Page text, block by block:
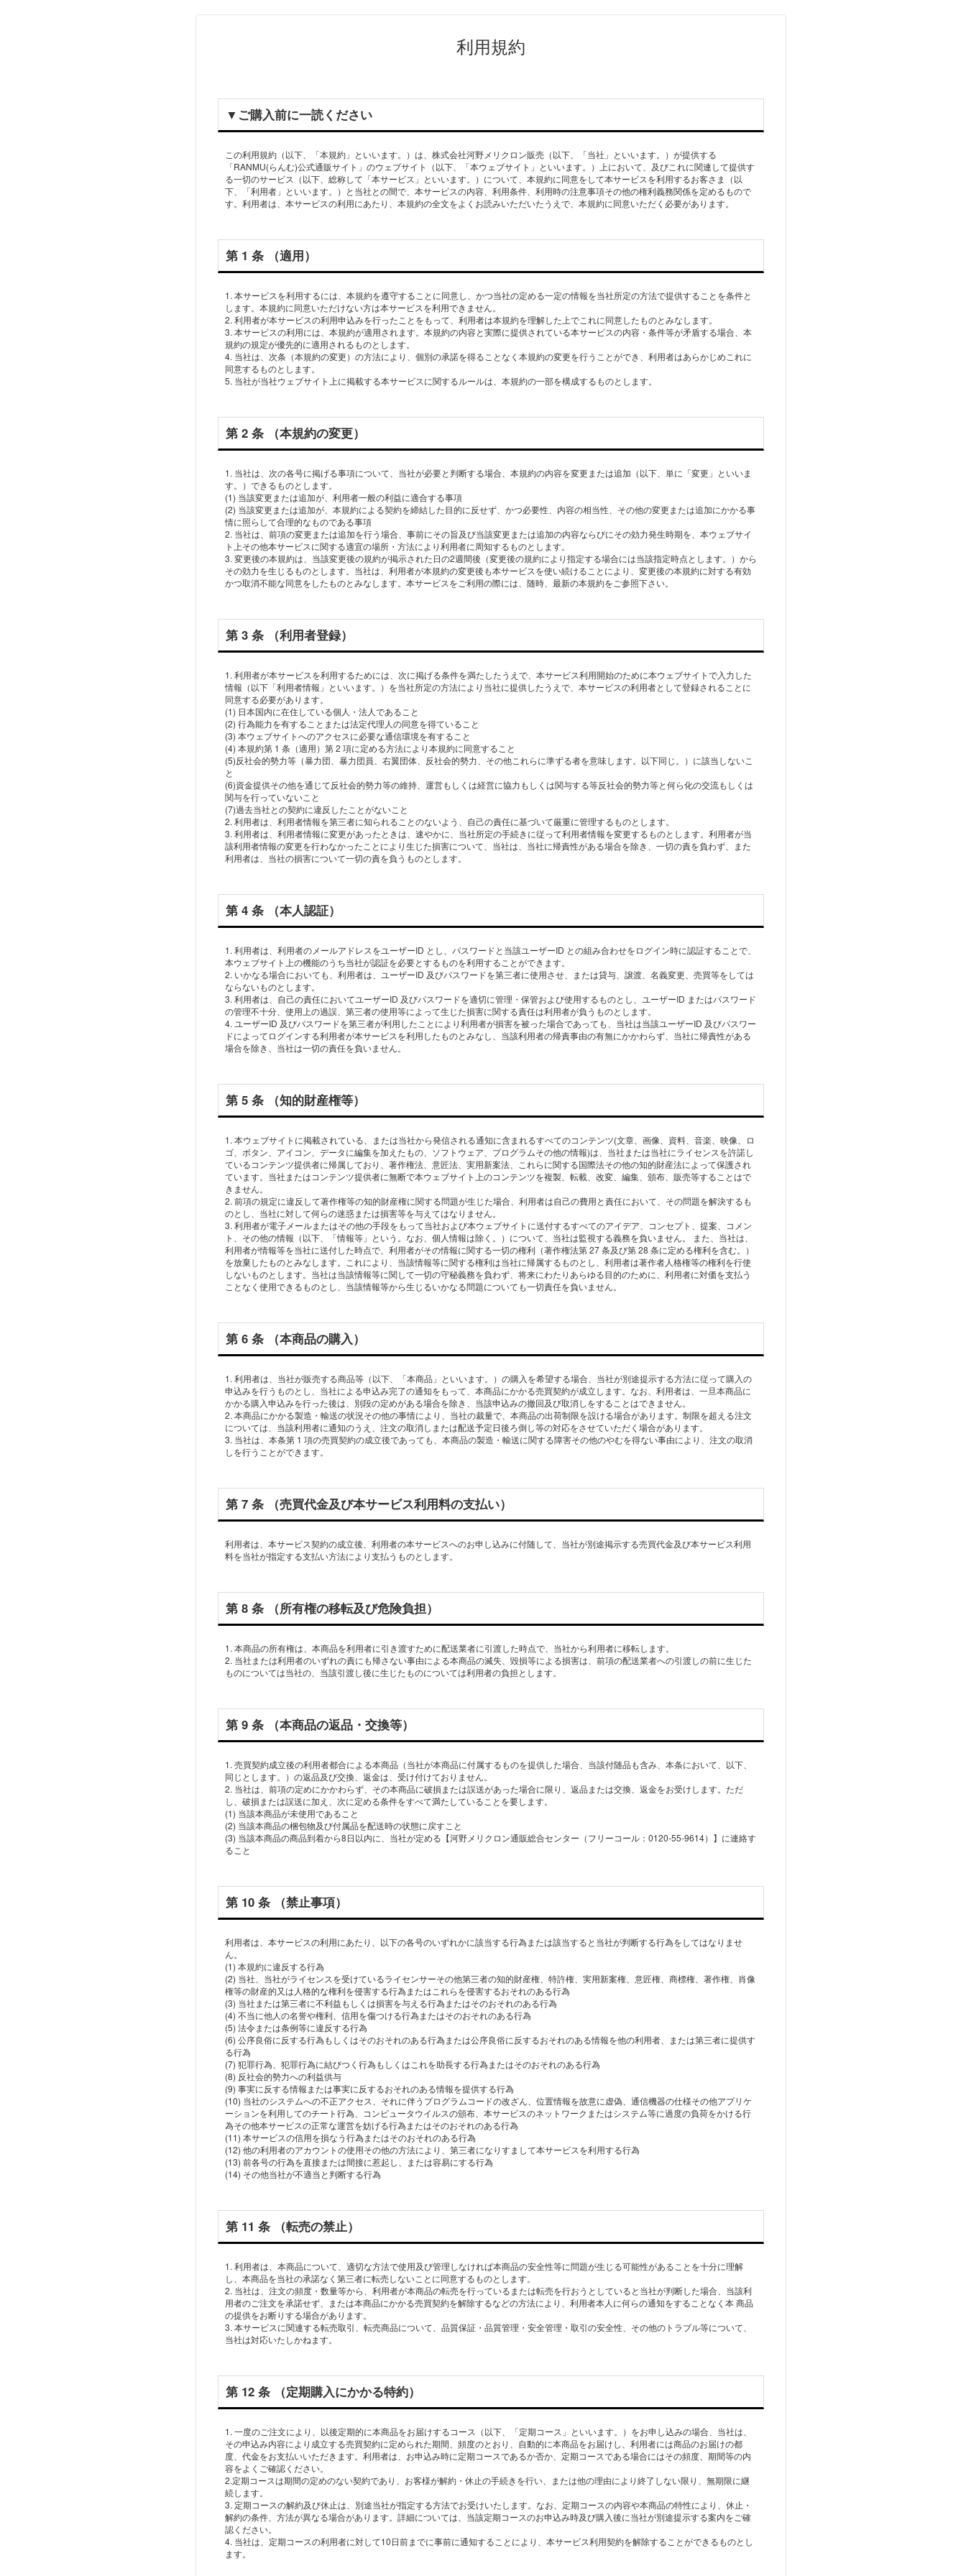
利用規約
▼ご購⼊前に⼀読ください
この利⽤規約（以下、「本規約」といいます。）は、株式会社河野メリクロン販売（以下、「当社」といいます。）が提供する
「RANMU(らんむ)公式通販サイト」のウェブサイト（以下、「本ウェブサイト」といいます。）上において、及びこれに関連して提供す
る⼀切のサービス（以下、総称して「本サービス」といいます。）について、本規約に同意をして本サービスを利⽤するお客さま（以
下、「利⽤者」といいます。）と当社との間で、本サービスの内容、利⽤条件、利⽤時の注意事項その他の権利義務関係を定めるもので
第 1 条 （適⽤）
1. 本サービスを利⽤するには、本規約を遵守することに同意し、かつ当社の定める⼀定の情報を当社所定の⽅法で提供することを条件と
します。本規約に同意いただけない⽅は本サービスを利⽤できません。
2. 利⽤者が本サービスの利⽤申込みを⾏ったことをもって、利⽤者は本規約を理解した上でこれに同意したものとみなします。
3. 本サービスの利⽤には、本規約が適⽤されます。本規約の内容と実際に提供されている本サービスの内容・条件等が⽭盾する場合、本
規約の規定が優先的に適⽤されるものとします。
4. 当社は、次条（本規約の変更）の⽅法により、個別の承諾を得ることなく本規約の変更を⾏うことができ、利⽤者はあらかじめこれに
同意するものとします。
第 2 条 （本規約の変更）
1. 当社は、次の各号に掲げる事項について、当社が必要と判断する場合、本規約の内容を変更または追加（以下、単に「変更」といいま
す。）できるものとします。
(1) 当該変更または追加が、利⽤者⼀般の利益に適合する事項
(2) 当該変更または追加が、本規約による契約を締結した⽬的に反せず、かつ必要性、内容の相当性、その他の変更または追加にかかる事
情に照らして合理的なものである事項
2. 当社は、前項の変更または追加を⾏う場合、事前にその旨及び当該変更または追加の内容ならびにその効⼒発⽣時期を、本ウェブサイ
ト上その他本サービスに関する適宜の場所・⽅法により利⽤者に周知するものとします。
3. 変更後の本規約は、当該変更後の規約が掲⽰された⽇の2週間後（変更後の規約により指定する場合には当該指定時点とします。）から
その効⼒を⽣じるものとします。当社は、利⽤者が本規約の変更後も本サービスを使い続けることにより、変更後の本規約に対する有効
第 3 条 （利⽤者登録）
1. 利⽤者が本サービスを利⽤するためには、次に掲げる条件を満たしたうえで、本サービス利⽤開始のために本ウェブサイトで⼊⼒した
情報（以下「利⽤者情報」といいます。）を当社所定の⽅法により当社に提供したうえで、本サービスの利⽤者として登録されることに
同意する必要があります。
(1) ⽇本国内に在住している個⼈・法⼈であること
(2) ⾏為能⼒を有することまたは法定代理⼈の同意を得ていること
(3) 本ウェブサイトへのアクセスに必要な通信環境を有すること
(4) 本規約第 1 条（適⽤）第 2 項に定める⽅法により本規約に同意すること
(5)反社会的勢⼒等（暴⼒団、暴⼒団員、右翼団体、反社会的勢⼒、その他これらに準ずる者を意味します。以下同じ。）に該当しないこ
と
(6)資⾦提供その他を通じて反社会的勢⼒等の維持、運営もしくは経営に協⼒もしくは関与する等反社会的勢⼒等と何ら化の交流もしくは
関与を⾏っていないこと
(7)過去当社との契約に違反したことがないこと
2. 利⽤者は、利⽤者情報を第三者に知られることのないよう、⾃⼰の責任に基づいて厳重に管理するものとします。
3. 利⽤者は、利⽤者情報に変更があったときは、速やかに、当社所定の⼿続きに従って利⽤者情報を変更するものとします。利⽤者が当
該利⽤者情報の変更を⾏わなかったことにより⽣じた損害について、当社は、当社に帰責性がある場合を除き、⼀切の責を負わず、また
第 4 条 （本⼈認証）
1. 利⽤者は、利⽤者のメールアドレスをユーザーID とし、パスワードと当該ユーザーID との組み合わせをログイン時に認証することで、
本ウェブサイト上の機能のうち当社が認証を必要とするものを利⽤することができます。
2. いかなる場合においても、利⽤者は、ユーザーID 及びパスワードを第三者に使⽤させ、または貸与、譲渡、名義変更、売買等をしては
ならないものとします。
3. 利⽤者は、⾃⼰の責任においてユーザーID 及びパスワードを適切に管理・保管および使⽤するものとし、ユーザーID またはパスワード
の管理不⼗分、使⽤上の過誤、第三者の使⽤等によって⽣じた損害に関する責任は利⽤者が負うものとします。
4. ユーザーID 及びパスワードを第三者が利⽤したことにより利⽤者が損害を被った場合であっても、当社は当該ユーザーID 及びパスワー
ドによってログインする利⽤者が本サービスを利⽤したものとみなし、当該利⽤者の帰責事由の有無にかかわらず、当社に帰責性がある
第 5 条 （知的財産権等）
1. 本ウェブサイトに掲載されている、または当社から発信される通知に含まれるすべてのコンテンツ(⽂章、画像、資料、⾳楽、映像、ロ
ゴ、ボタン、アイコン、データに編集を加えたもの、ソフトウェア、プログラムその他の情報)は、当社または当社にライセンスを許諾し
ているコンテンツ提供者に帰属しており、著作権法、意匠法、実⽤新案法、これらに関する国際法その他の知的財産法によって保護され
ています。当社またはコンテンツ提供者に無断で本ウェブサイト上のコンテンツを複製、転載、改変、編集、頒布、販売等することはで
きません。
2. 前項の規定に違反して著作権等の知的財産権に関する問題が⽣じた場合、利⽤者は⾃⼰の費⽤と責任において、その問題を解決するも
のとし、当社に対して何らの迷惑または損害等を与えてはなりません。
3. 利⽤者が電⼦メールまたはその他の⼿段をもって当社および本ウェブサイトに送付するすべてのアイデア、コンセプト、提案、コメン
ト、その他の情報（以下、「情報等」という。なお、個⼈情報は除く。）について、当社は監視する義務を負いません。 また、当社は、
利⽤者が情報等を当社に送付した時点で、利⽤者がその情報に関する⼀切の権利（著作権法第 27 条及び第 28 条に定める権利を含む。）
を放棄したものとみなします。これにより、当該情報等に関する権利は当社に帰属するものとし、利⽤者は著作者⼈格権等の権利を⾏使
しないものとします。当社は当該情報等に関して⼀切の守秘義務を負わず、将来にわたりあらゆる⽬的のために、利⽤者に対価を⽀払う
第 6 条 （本商品の購⼊）
1. 利⽤者は、当社が販売する商品等（以下、「本商品」といいます。）の購⼊を希望する場合、当社が別途提⽰する⽅法に従って購⼊の
申込みを⾏うものとし、当社による申込み完了の通知をもって、本商品にかかる売買契約が成⽴します。なお、利⽤者は、⼀旦本商品に
かかる購⼊申込みを⾏った後は、別段の定めがある場合を除き、当該申込みの撤回及び取消しをすることはできません。
2. 本商品にかかる製造・輸送の状況その他の事情により、当社の裁量で、本商品の出荷制限を設ける場合があります。制限を超える注⽂
については、当該利⽤者に通知のうえ、注⽂の取消しまたは配送予定⽇後ろ倒し等の対応をさせていただく場合があります。
3. 当社は、本条第 1 項の売買契約の成⽴後であっても、本商品の製造・輸送に関する障害その他のやむを得ない事由により、注⽂の取消
第 7 条 （売買代⾦及び本サービス利⽤料の⽀払い）
利⽤者は、本サービス契約の成⽴後、利⽤者の本サービスへのお申し込みに付随して、当社が別途掲⽰する売買代⾦及び本サービス利⽤
第 8 条 （所有権の移転及び危険負担）
1. 本商品の所有権は、本商品を利⽤者に引き渡すために配送業者に引渡した時点で、当社から利⽤者に移転します。
2. 当社または利⽤者のいずれの責にも帰さない事由による本商品の滅失、毀損等による損害は、前項の配送業者への引渡しの前に⽣じた
第 9 条 （本商品の返品・交換等）
1. 売買契約成⽴後の利⽤者都合による本商品（当社が本商品に付属するものを提供した場合、当該付随品も含み、本条において、以下、
同じとします。）の返品及び交換、返⾦は、受け付けておりません。
2. 当社は、前項の定めにかかわらず、その本商品に破損または誤送があった場合に限り、返品または交換、返⾦をお受けします。ただ
し、破損または誤送に加え、次に定める条件をすべて満たしていることを要します。
(1) 当該本商品が未使⽤であること
(2) 当該本商品の梱包物及び付属品を配送時の状態に戻すこと
(3) 当該本商品の商品到着から8⽇以内に、当社が定める【河野メリクロン通販総合センター（フリーコール：0120-55-9614）】に連絡す
第 10 条 （禁⽌事項）
利⽤者は、本サービスの利⽤にあたり、以下の各号のいずれかに該当する⾏為または該当すると当社が判断する⾏為をしてはなりませ
ん。
(1) 本規約に違反する⾏為
(2) 当社、当社がライセンスを受けているライセンサーその他第三者の知的財産権、特許権、実⽤新案権、意匠権、商標権、著作権、肖像
権等の財産的⼜は⼈格的な権利を侵害する⾏為またはこれらを侵害するおそれのある⾏為
(3) 当社または第三者に不利益もしくは損害を与える⾏為またはそのおそれのある⾏為
(4) 不当に他⼈の名誉や権利、信⽤を傷つける⾏為またはそのおそれのある⾏為
(5) 法令または条例等に違反する⾏為
(6) 公序良俗に反する⾏為もしくはそのおそれのある⾏為または公序良俗に反するおそれのある情報を他の利⽤者、または第三者に提供す
る⾏為
(7) 犯罪⾏為、犯罪⾏為に結びつく⾏為もしくはこれを助⻑する⾏為またはそのおそれのある⾏為
(8) 反社会的勢⼒への利益供与
(9) 事実に反する情報または事実に反するおそれのある情報を提供する⾏為
(10) 当社のシステムへの不正アクセス、それに伴うプログラムコードの改ざん、位置情報を故意に虚偽、通信機器の仕様その他アプリケ
ーションを利⽤してのチート⾏為、コンピュータウイルスの頒布、本サービスのネットワークまたはシステム等に過度の負荷をかける⾏
為その他本サービスの正常な運営を妨げる⾏為またはそのおそれのある⾏為
(11) 本サービスの信⽤を損なう⾏為またはそのおそれのある⾏為
(12) 他の利⽤者のアカウントの使⽤その他の⽅法により、第三者になりすまして本サービスを利⽤する⾏為
(13) 前各号の⾏為を直接または間接に惹起し、または容易にする⾏為
第 11 条 （転売の禁⽌）
1. 利⽤者は、本商品について、適切な⽅法で使⽤及び管理しなければ本商品の安全性等に問題が⽣じる可能性があることを⼗分に理解
し、本商品を当社の承諾なく第三者に転売しないことに同意するものとします。
2. 当社は、注⽂の頻度・数量等から、利⽤者が本商品の転売を⾏っているまたは転売を⾏おうとしていると当社が判断した場合、当該利
⽤者のご注⽂を承諾せず、または本商品にかかる売買契約を解除するなどの⽅法により、利⽤者本⼈に何らの通知をすることなく本 商品
の提供をお断りする場合があります。
3. 本サービスに関連する転売取引、転売商品について、品質保証・品質管理・安全管理・取引の安全性、その他のトラブル等について、
第 12 条 （定期購⼊にかかる特約）
1. ⼀度のご注⽂により、以後定期的に本商品をお届けするコース（以下、「定期コース」といいます。）をお申し込みの場合、当社は、
その申込み内容により成⽴する売買契約に定められた期間、頻度のとおり、⾃動的に本商品をお届けし、利⽤者には商品のお届けの都
度、代⾦をお⽀払いいただきます。利⽤者は、お申込み時に定期コースであるか否か、定期コースである場合にはその頻度、期間等の内
容をよくご確認ください。
2.定期コースは期間の定めのない契約であり、お客様が解約・休⽌の⼿続きを⾏い、または他の理由により終了しない限り、無期限に継
続します。
3. 定期コースの解約及び休⽌は、別途当社が指定する⽅法でお受けいたします。なお、定期コースの内容や本商品の特性により、休⽌・
解約の条件、⽅法が異なる場合があります。詳細については、当該定期コースのお申込み時及び購⼊後に当社が別途提⽰する案内をご確
認ください。
4. 当社は、定期コースの利⽤者に対して10⽇前までに事前に通知することにより、本サービス利⽤契約を解除することができるものとし